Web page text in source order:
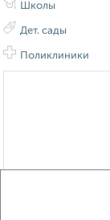
Школы
Дет. сады
Поликлиники